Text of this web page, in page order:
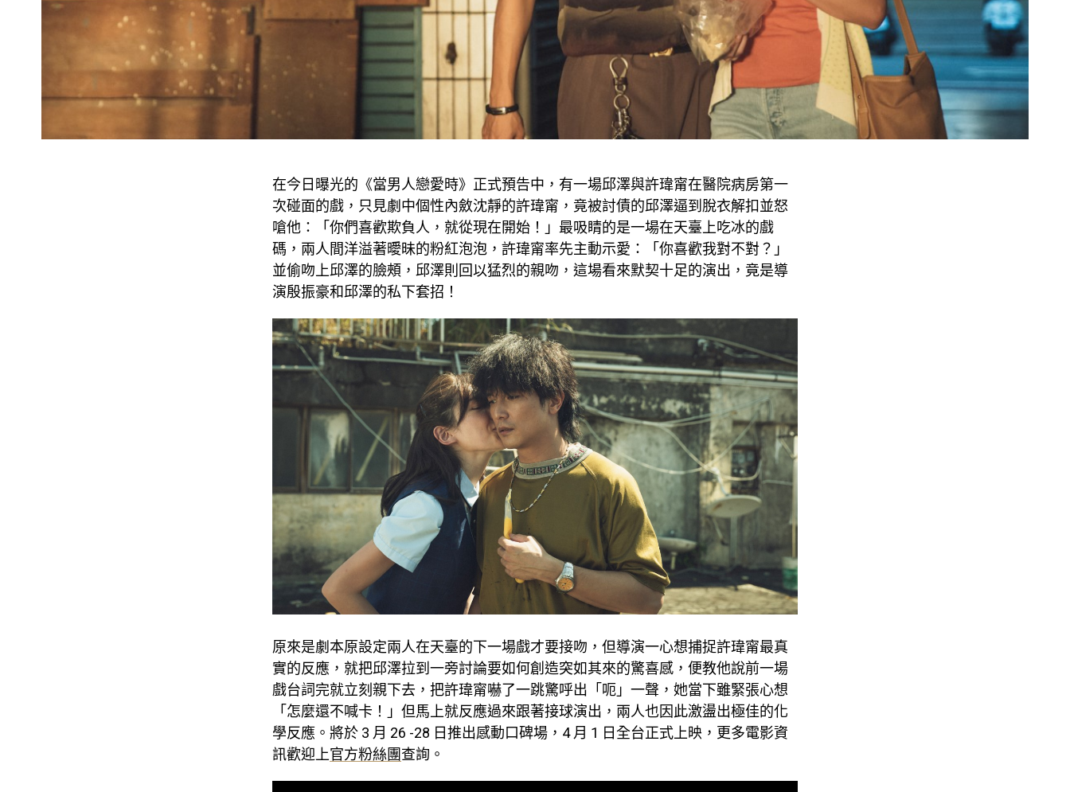
在今日曝光的《當男人戀愛時》正式預告中，有一場邱澤與許瑋甯在醫院病房第一
次碰面的戲，只見劇中個性內斂沈靜的許瑋甯，竟被討債的邱澤逼到脫衣解扣並怒
嗆他：「你們喜歡欺負人，就從現在開始！」最吸睛的是一場在天臺上吃冰的戲
碼，兩人間洋溢著曖昧的粉紅泡泡，許瑋甯率先主動示愛：「你喜歡我對不對？」
並偷吻上邱澤的臉頰，邱澤則回以猛烈的親吻，這場看來默契十足的演出，竟是導
演殷振豪和邱澤的私下套招！
原來是劇本原設定兩人在天臺的下一場戲才要接吻，但導演一心想捕捉許瑋甯最真
實的反應，就把邱澤拉到一旁討論要如何創造突如其來的驚喜感，便教他說前一場
戲台詞完就立刻親下去，把許瑋甯嚇了一跳驚呼出「呃」一聲，她當下雖緊張心想
「怎麼還不喊卡！」但馬上就反應過來跟著接球演出，兩人也因此激盪出極佳的化
學反應。將於 3 月 26 -28 日推出感動口碑場， 4 月 1 日全台正式上映，更多電影資
訊歡迎上官方粉絲團查詢。